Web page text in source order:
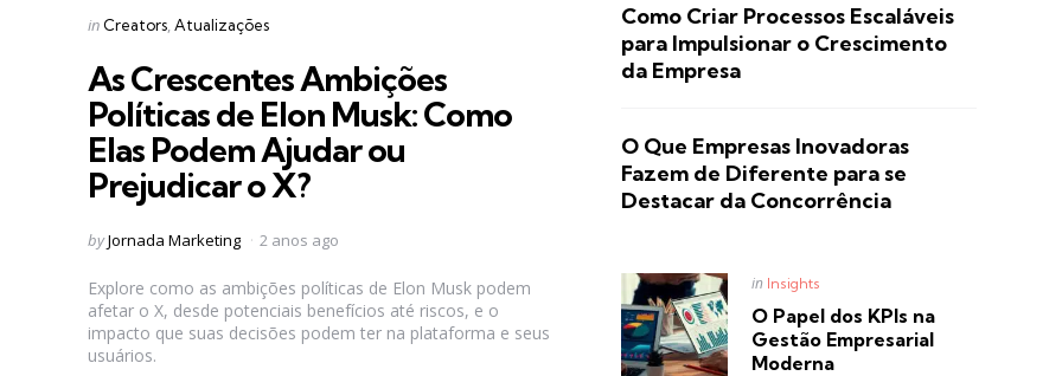
Categories
Posted
in Creators Atualizações
As Crescentes Ambições
Políticas de Elon Musk: Como
Elas Podem Ajudar ou
Prejudicar o X?
Posted
byJornada Marketing 2 anos ago
Explore como as ambições políticas de Elon Musk podem
afetar o X, desde potenciais benefícios até riscos, e o
impacto que suas decisões podem ter na plataforma e seus
usuários.
Como Criar Processos Escaláveis
para Impulsionar o Crescimento
da Empresa
O Que Empresas Inovadoras
Fazem de Diferente para se
Destacar da Concorrência
Posted
in Insights
O Papel dos KPIs na
Gestão Empresarial
Moderna